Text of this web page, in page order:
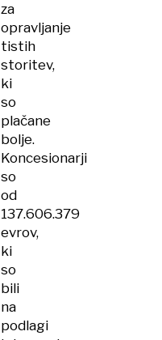
za
opravljanje
tistih
storitev,
ki
so
plačane
bolje.
Koncesionarji
so
od
137.606.379
evrov,
ki
so
bili
na
podlagi